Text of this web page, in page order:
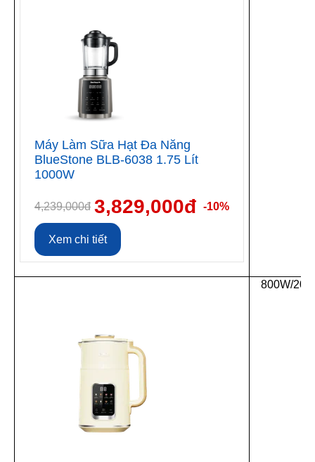
Máy Làm Sữa Hạt Đa Năng
BlueStone BLB-6038 1.75 Lít
1000W
4,239,000đ 3,829,000đ -10%
Xem chi tiết
800W/